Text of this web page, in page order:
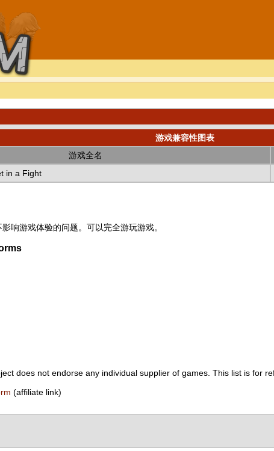
游戏兼容性图表
游戏全名
in a Fight
响游戏体验的问题。可以完全游玩游戏。
does not endorse any individual supplier of games. This list is for
(affiliate link)